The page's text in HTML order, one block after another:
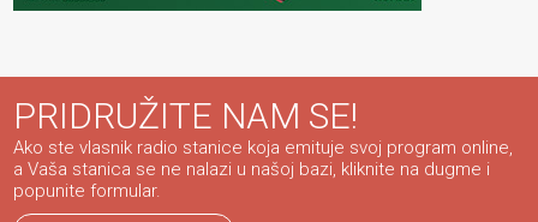
PRIDRUŽITE NAM SE!
Ako ste vlasnik radio stanice koja emituje svoj program online,
a Vaša stanica se ne nalazi u našoj bazi, kliknite na dugme i
popunite formular.